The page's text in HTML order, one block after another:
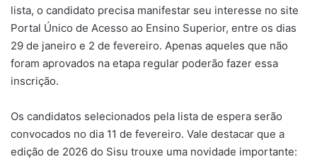
lista, o candidato precisa manifestar seu interesse no site
Portal Único de Acesso ao Ensino Superior, entre os dias
29 de janeiro e 2 de fevereiro. Apenas aqueles que não
foram aprovados na etapa regular poderão fazer essa
inscrição.
Os candidatos selecionados pela lista de espera serão
convocados no dia 11 de fevereiro. Vale destacar que a
edição de 2026 do Sisu trouxe uma novidade importante: